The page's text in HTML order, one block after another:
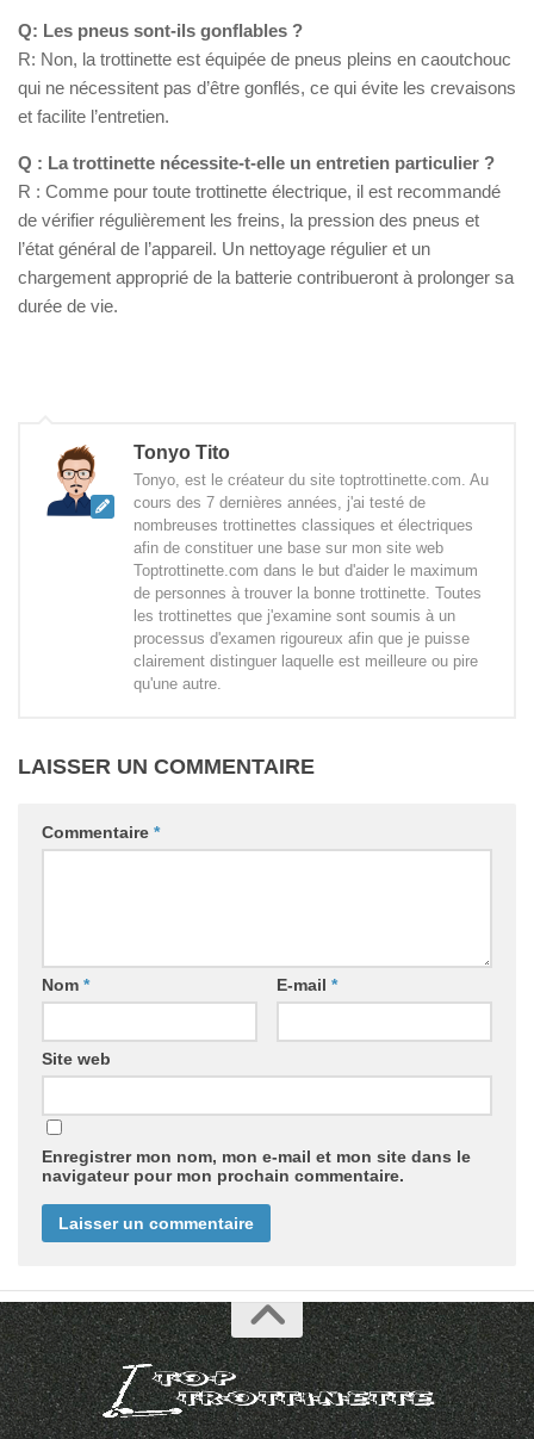
Q: Les pneus sont-ils gonflables ?
R: Non, la trottinette est équipée de pneus pleins en caoutchouc
qui ne nécessitent pas d’être gonflés, ce qui évite les crevaisons
et facilite l’entretien.
Q : La trottinette nécessite-t-elle un entretien particulier ?
R : Comme pour toute trottinette électrique, il est recommandé
de vérifier régulièrement les freins, la pression des pneus et
l’état général de l’appareil. Un nettoyage régulier et un
chargement approprié de la batterie contribueront à prolonger sa
durée de vie.
Tonyo Tito
Tonyo, est le créateur du site toptrottinette.com. Au
cours des 7 dernières années, j'ai testé de
nombreuses trottinettes classiques et électriques
afin de constituer une base sur mon site web
Toptrottinette.com dans le but d'aider le maximum
de personnes à trouver la bonne trottinette. Toutes
les trottinettes que j'examine sont soumis à un
processus d'examen rigoureux afin que je puisse
clairement distinguer laquelle est meilleure ou pire
qu'une autre.
LAISSER UN COMMENTAIRE
Commentaire *
Nom * E-mail *
Site web
Enregistrer mon nom, mon e-mail et mon site dans le
navigateur pour mon prochain commentaire.